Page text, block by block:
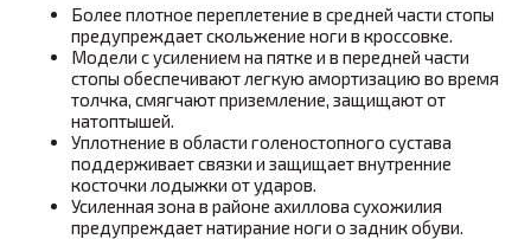
Более плотное переплетение в средней части стопы
предупреждает скольжение ноги в кроссовке.
Модели с усилением на пятке и в передней части
стопы обеспечивают легкую амортизацию во время
толчка, смягчают приземление, защищают от
натоптышей.
Уплотнение в области голеностопного сустава
поддерживает связки и защищает внутренние
косточки лодыжки от ударов.
Усиленная зона в районе ахиллова сухожилия
предупреждает натирание ноги о задник обуви.